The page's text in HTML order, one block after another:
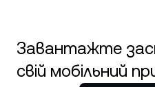
Завантажте
свій мобільний